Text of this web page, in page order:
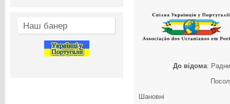
Наш банер
До відома:
Шановні